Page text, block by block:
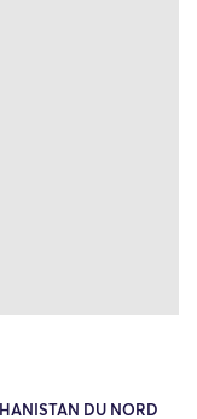
DU NORD